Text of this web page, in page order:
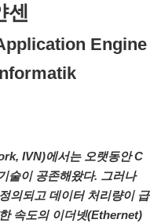
센
Engine
IVN)에서는 오랫동안 C
술이 공존해왔다. 그러나
의되고 데이터 처리량이 급
속도의 이더넷(Ethernet)